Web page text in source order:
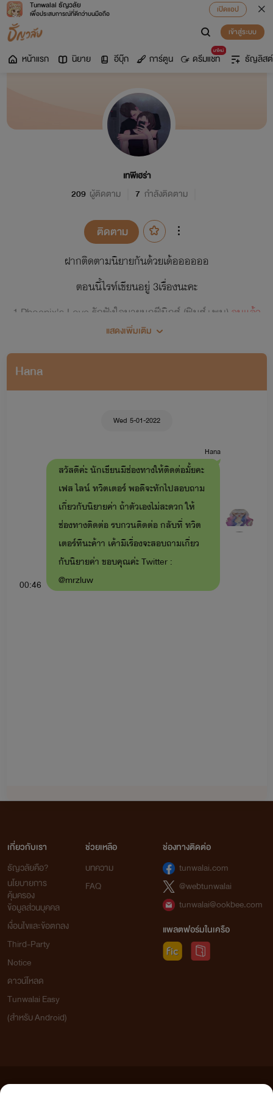
Tunwalai ธัญวลัย
เพื่อประสบการณ์ที่ดีกว่าบนมือถือ
เปิดแอป
เข้าสู่ระบบ
หน้าแรก นิยาย อีบุ๊ก การ์ตูน
มาใหม่
ดรีมแชท ธัญลิสต์
เทพีเฮร่า
209 ผู้ติดตาม 7 กำลังติดตาม
ติดตาม
ฝากติดตามนิยายกันด้วยเด้ออออออ
ตอนนี้ไรท์เขียนอยู่ 3เรื่องนะคะ
1.Phoenix's Love รักฟังใจนายนกฟีนิกซ์ (ฟินซ์+พบู) จบแล้ว
2.Sinners Man หลุมรักคนเลว (ตาว+ฝนซา)
(วังเจ้า+พรีน)กำลังอัพ
4.Love Scenario รักนี้...ยังไงดี
**ฝากติดตามกันต่อไปด้วยนะคะ**
แสดงเพิ่มเติม
Hana
Wed 5-01-2022
Hana
00:46
สวัสดีค่ะ นักเขียนมีช่องทางให้ติดต่อมั้ยคะ
เฟส ไลน์ ทวิตเตอร์ พอดีจะทักไปสอบถาม
เกี่ยวกับนิยายค่า ถ้าตัวเองไม่สะดวก ให้
ช่องทางติดต่อ รบกวนติดต่อ กลับที่ ทวิต
เตอร์ทีนะค้าา เค้ามีเรื่องจะสอบถามเกี่ยว
กับนิยายค่า ขอบคุณค่ะ Twitter :
@mrzluw
เกี่ยวกับเรา
ธัญวลัยคือ?
นโยบายการ
คุ้มครอง
ข้อมูลส่วนบุคคล
เงื่อนไขและข้อตกลง
Third-Party
Notice
ดาวน์โหลด
Tunwalai Easy
(สำหรับ Android)
ช่วยเหลือ
บทความ
FAQ
ช่องทางติดต่อ
tunwalai.com
@webtunwalai
tunwalai@ookbee.com
แพลตฟอร์มในเครือ